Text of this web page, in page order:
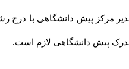
پیش دانشگاهی با درج رشته
دانشگاهی لازم است.